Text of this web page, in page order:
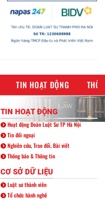
TIN HOẠT ĐỘNG
TIN HOẠT ĐỘNG
Hoạt động Đoàn Luật Sư TP Hà Nội
Tin đối ngoại
Nghiên cứu, Trao đổi, Bài viết
Thông báo & Thông tin
CƠ SỞ DỮ LIỆU
Luật sư thành viên
Tổ chức hành nghề